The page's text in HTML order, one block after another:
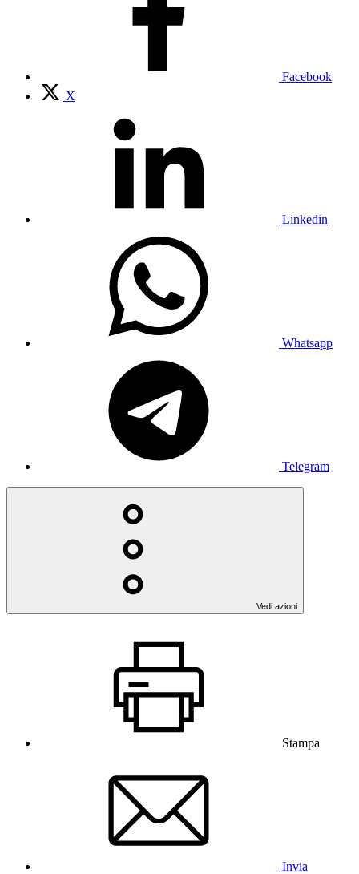
Facebook
X
Linkedin
Whatsapp
Telegram
Vedi azioni
Stampa
Invia